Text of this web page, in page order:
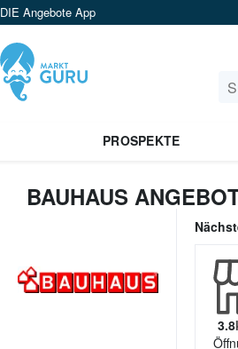
DIE Angebote App
PROSPEKTE
BAUHAUS
3.8